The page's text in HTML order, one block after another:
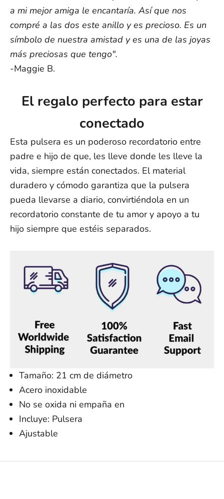
a mi mejor amiga le encantaría. Así que nos
compré a las dos este anillo y es precioso. Es un
símbolo de nuestra amistad y es una de las joyas
más preciosas que tengo".
-Maggie B.
El regalo perfecto para estar
conectado
Esta pulsera es un poderoso recordatorio entre
padre e hijo de que, les lleve donde les lleve la
vida, siempre están conectados. El material
duradero y cómodo garantiza que la pulsera
pueda llevarse a diario, convirtiéndola en un
recordatorio constante de tu amor y apoyo a tu
hijo siempre que estéis separados.
Tamaño: 21 cm de diámetro
Acero inoxidable
No se oxida ni empaña en
Incluye: Pulsera
Ajustable